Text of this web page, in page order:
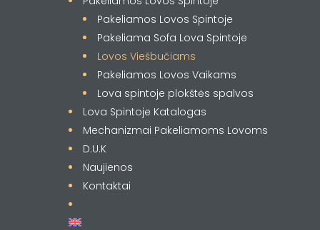
Pakeliamos Lovos Spintoje
Pakeliama Sofa Lova Spintoje
Lovos Viešbučiams
Pakeliamos Lovos Vaikams
Lova spintoje plokštės spalvos
Lova Spintoje Katalogas
Mechanizmai Pakeliamoms Lovoms
D.U.K
Naujienos
Kontaktai